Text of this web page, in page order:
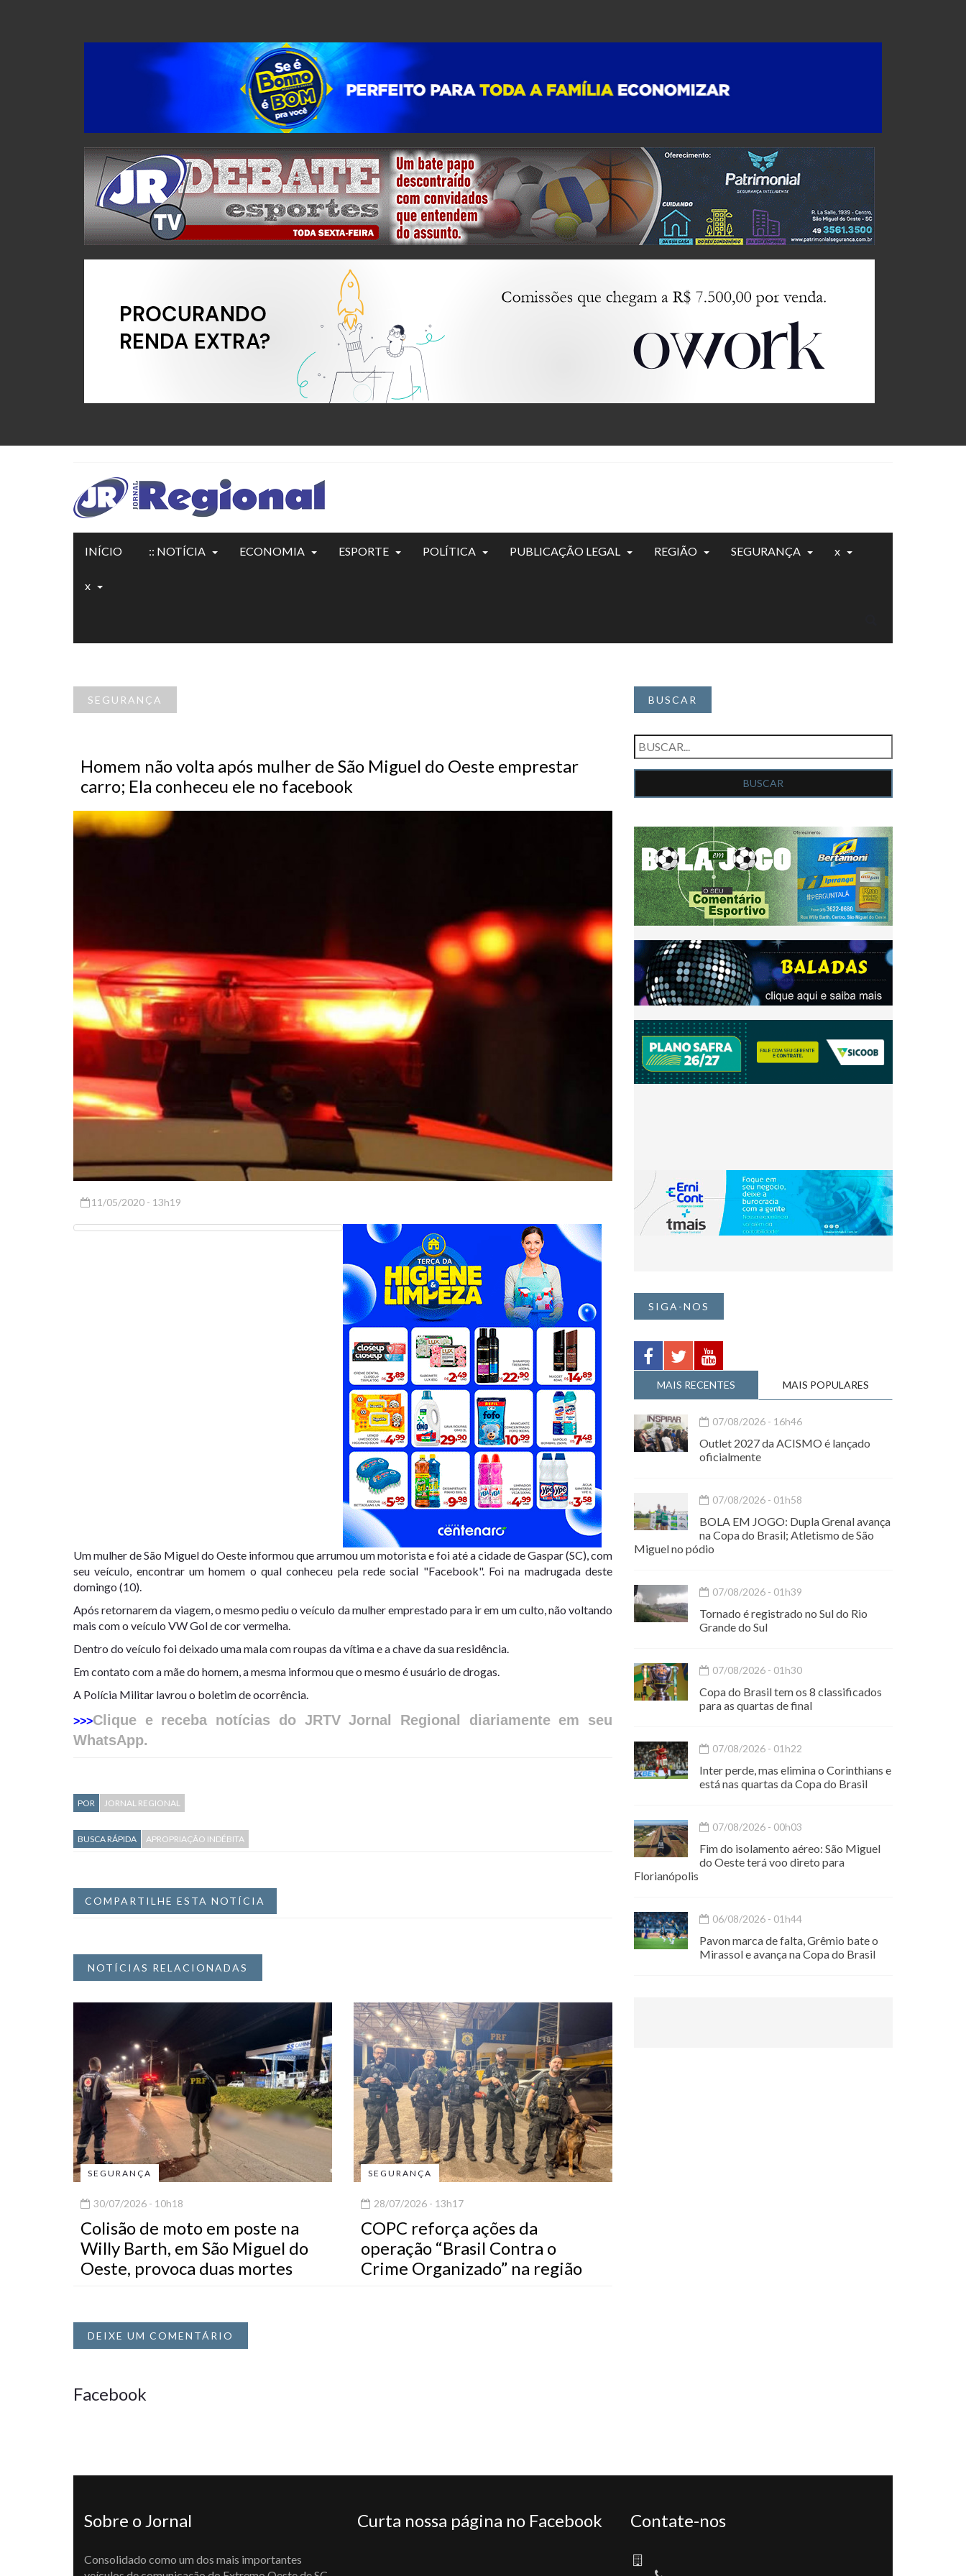
INÍCIO :: NOTÍCIA ECONOMIA ESPORTE POLÍTICA PUBLICAÇÃO LEGAL REGIÃO SEGURANÇA x
x
SEGURANÇA
Homem não volta após mulher de São Miguel do Oeste emprestar
carro; Ela conheceu ele no facebook
11/05/2020 - 13h19
Um mulher de São Miguel do Oeste informou que arrumou um motorista e foi até a cidade de Gaspar (SC), com
seu veículo, encontrar um homem o qual conheceu pela rede social "Facebook". Foi na madrugada deste
domingo (10).
Após retornarem da viagem, o mesmo pediu o veículo da mulher emprestado para ir em um culto, não voltando
mais com o veículo VW Gol de cor vermelha.
Dentro do veículo foi deixado uma mala com roupas da vítima e a chave da sua residência.
Em contato com a mãe do homem, a mesma informou que o mesmo é usuário de drogas.
A Polícia Militar lavrou o boletim de ocorrência.
>>>Clique e receba notícias do JRTV Jornal Regional diariamente em seu
WhatsApp.
POR JORNAL REGIONAL
BUSCA RÁPIDA APROPRIAÇÃO INDÉBITA
COMPARTILHE ESTA NOTÍCIA
NOTÍCIAS RELACIONADAS
SEGURANÇA
30/07/2026 - 10h18
Colisão de moto em poste na
Willy Barth, em São Miguel do
Oeste, provoca duas mortes
SEGURANÇA
28/07/2026 - 13h17
COPC reforça ações da
operação “Brasil Contra o
Crime Organizado” na região
DEIXE UM COMENTÁRIO
Facebook
BUSCAR
SIGA-NOS
MAIS RECENTES MAIS POPULARES
07/08/2026 - 16h46
Outlet 2027 da ACISMO é lançado
oficialmente
07/08/2026 - 01h58
BOLA EM JOGO: Dupla Grenal avança
na Copa do Brasil; Atletismo de São
Miguel no pódio
07/08/2026 - 01h39
Tornado é registrado no Sul do Rio
Grande do Sul
07/08/2026 - 01h30
Copa do Brasil tem os 8 classificados
para as quartas de final
07/08/2026 - 01h22
Inter perde, mas elimina o Corinthians e
está nas quartas da Copa do Brasil
07/08/2026 - 00h03
Fim do isolamento aéreo: São Miguel
do Oeste terá voo direto para
Florianópolis
06/08/2026 - 01h44
Pavon marca de falta, Grêmio bate o
Mirassol e avança na Copa do Brasil
Sobre o Jornal
Consolidado como um dos mais importantes
Curta nossa página no Facebook Contate-nos